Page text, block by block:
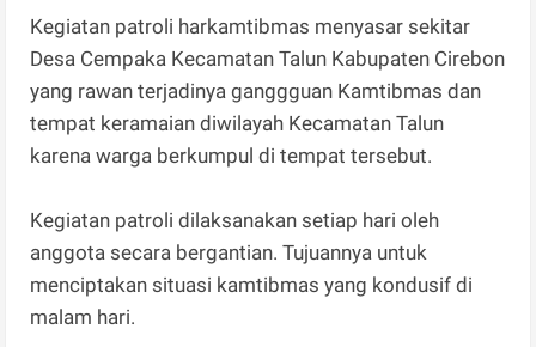
Kegiatan patroli harkamtibmas menyasar sekitar
Desa Cempaka Kecamatan Talun Kabupaten Cirebon
yang rawan terjadinya ganggguan Kamtibmas dan
tempat keramaian diwilayah Kecamatan Talun
karena warga berkumpul di tempat tersebut.
Kegiatan patroli dilaksanakan setiap hari oleh
anggota secara bergantian. Tujuannya untuk
menciptakan situasi kamtibmas yang kondusif di
malam hari.